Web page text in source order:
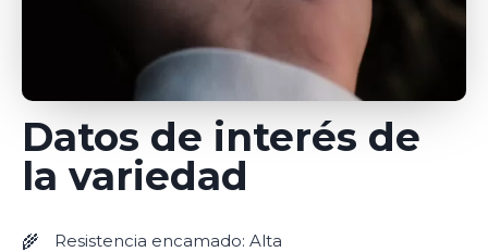
Datos de interés de
la variedad
Resistencia encamado: Alta